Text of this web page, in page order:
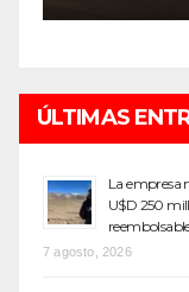
ÚLTIMAS
La empresa
U$D 250
7 agosto, 2026